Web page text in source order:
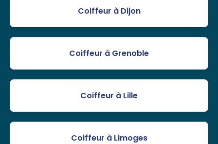
Coiffeur à Dijon
Coiffeur à Grenoble
Coiffeur à Lille
Coiffeur à Limoges